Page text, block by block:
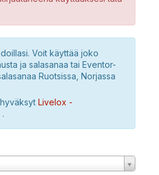
Voit käyttää joko
ja salasanaa tai Eventor-
Ruotsissa, Norjassa
Livelox -
.